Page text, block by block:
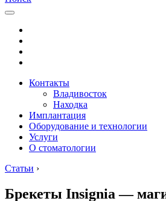
Контакты
Владивосток
Находка
Имплантация
Оборудование и технологии
Услуги
О стоматологии
Статьи ›
Брекеты Insignia —